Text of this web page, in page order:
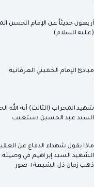
أربعون حديثاً عن الإمام الحسن
(عليه السلام)
مبادئ الإمام الخميني العرفانية
شهيد المحراب (الثالث) آية الله
السيد عبد الحسين دستغيب
ماذا يقول شهداء الدفاع عن
الشهيد السيد إبراهيم في
ذهب زمان ذل الشيعة+ صور